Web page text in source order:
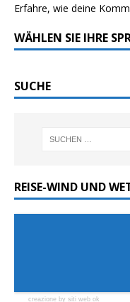
Erfahre, wie deine
WÄHLEN SIE IHRE
SUCHE
REISE-WIND UND
creazione by siti web ok